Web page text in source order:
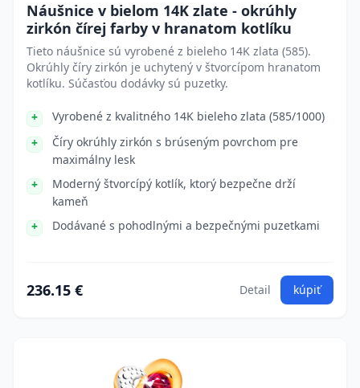
Náušnice v bielom 14K zlate - okrúhly
zirkón čírej farby v hranatom kotlíku
Tieto náušnice sú vyrobené z bieleho 14K zlata (585).
Okrúhly číry zirkón je uchytený v štvorcípom hranatom
kotlíku. Súčasťou dodávky sú puzetky.
Vyrobené z kvalitného 14K bieleho zlata (585/1000)
Číry okrúhly zirkón s brúseným povrchom pre
maximálny lesk
Moderný štvorcípý kotlík, ktorý bezpečne drží
kameň
Dodávané s pohodlnými a bezpečnými puzetkami
236.15 € Detail kúpiť